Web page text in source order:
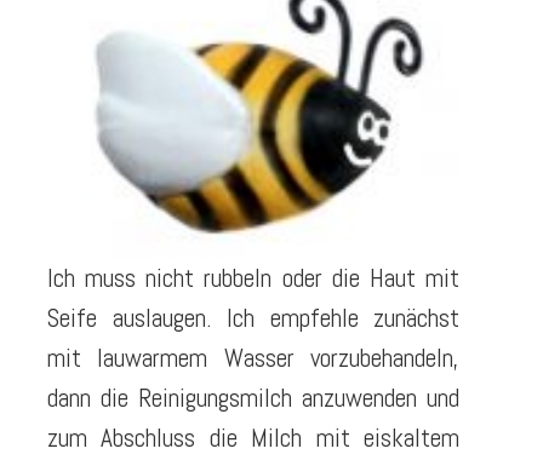
Ich muss nicht rubbeln oder die Haut mit
Seife auslaugen. Ich empfehle zunächst
mit lauwarmem Wasser vorzubehandeln,
dann die Reinigungsmilch anzuwenden und
zum Abschluss die Milch mit eiskaltem